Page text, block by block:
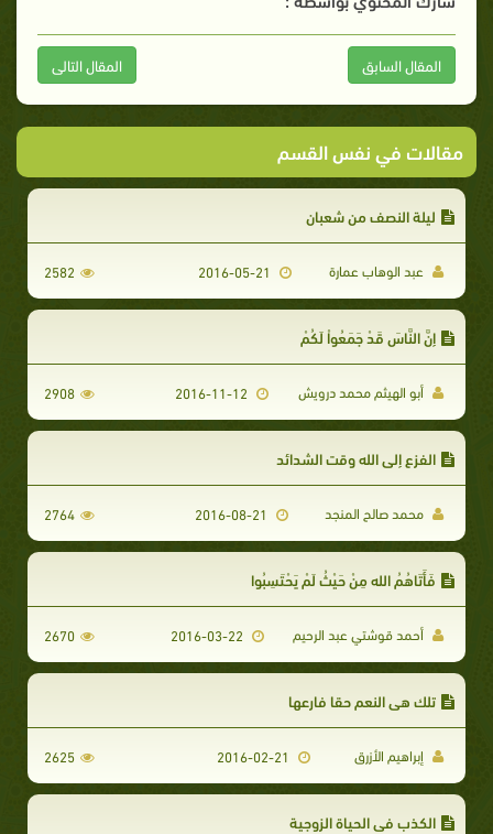
المقال السابق المقال التالى
مقالات في نفس القسم
ليلة النصف من شعبان
عبد الوهاب عمارة 2582
إِنَّ النَّاسَ قَدْ جَمَعُواْ لَكُمْ
أبو الهيثم محمد درويش 2908
الفزع إلى الله وقت الشدائد
محمد صالح المنجد 2764
فَأَتَاهُمُ الله مِنْ حَيْثُ لَمْ يَحْتَسِبُوا
أحمد قوشتي عبد الرحيم 2670
تلك هي النعم حقا فارعها
إبراهيم الأزرق 2625
الكذب في الحياة الزوجية